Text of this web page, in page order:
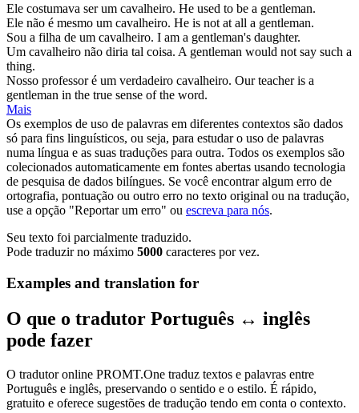
Ele costumava ser um cavalheiro. He used to be a gentleman.
Ele não é mesmo um cavalheiro. He is not at all a gentleman.
Sou a filha de um cavalheiro. I am a gentleman's daughter.
Um cavalheiro não diria tal coisa. A gentleman would not say such a
thing.
Nosso professor é um verdadeiro cavalheiro. Our teacher is a
gentleman in the true sense of the word.
Mais
Os exemplos de uso de palavras em diferentes contextos são dados
só para fins linguísticos, ou seja, para estudar o uso de palavras
numa língua e as suas traduções para outra. Todos os exemplos são
colecionados automaticamente em fontes abertas usando tecnologia
de pesquisa de dados bilíngues. Se você encontrar algum erro de
ortografia, pontuação ou outro erro no texto original ou na tradução,
use a opção "Reportar um erro" ou escreva para nós.
Seu texto foi parcialmente traduzido.
Pode traduzir no máximo 5000 caracteres por vez.
Examples and translation for
O que o tradutor Português ↔ inglês
pode fazer
O tradutor online PROMT.One traduz textos e palavras entre
Português e inglês, preservando o sentido e o estilo. É rápido,
gratuito e oferece sugestões de tradução tendo em conta o contexto.